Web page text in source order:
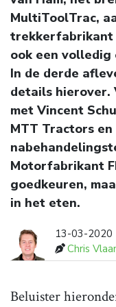
MultiToolTrac,
trekkerfabrikant
ook een
In de derde
details hierover.
met Vincent
MTT Tractors
Motorfabrikant
goedkeuren,
in het eten.
13-03-2020
Chris
Beluister